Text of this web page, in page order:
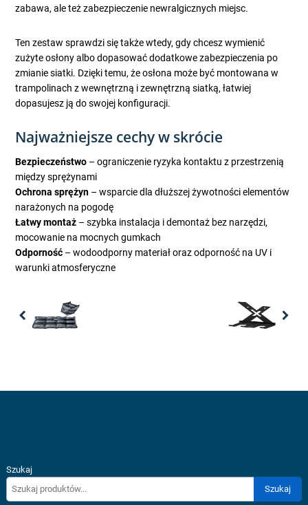
zabawa, ale też zabezpieczenie newralgicznych miejsc.
Ten zestaw sprawdzi się także wtedy, gdy chcesz wymienić
zużyte osłony albo dopasować dodatkowe zabezpieczenia po
zmianie siatki. Dzięki temu, że osłona może być montowana w
trampolinach z wewnętrzną i zewnętrzną siatką, łatwiej
dopasujesz ją do swojej konfiguracji.
Najważniejsze cechy w skrócie
Bezpieczeństwo – ograniczenie ryzyka kontaktu z przestrzenią
między sprężynami
Ochrona sprężyn – wsparcie dla dłuższej żywotności elementów
narażonych na pogodę
Łatwy montaż – szybka instalacja i demontaż bez narzędzi,
mocowanie na mocnych gumkach
Odporność – wodoodporny materiał oraz odporność na UV i
warunki atmosferyczne
Szukaj
Szukaj